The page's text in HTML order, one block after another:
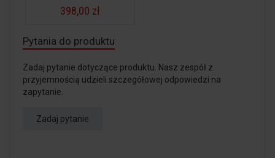
398,00 zł
Pytania do produktu
Zadaj pytanie dotyczące produktu. Nasz zespół z
przyjemnością udzieli szczegółowej odpowiedzi na
zapytanie.
Zadaj pytanie